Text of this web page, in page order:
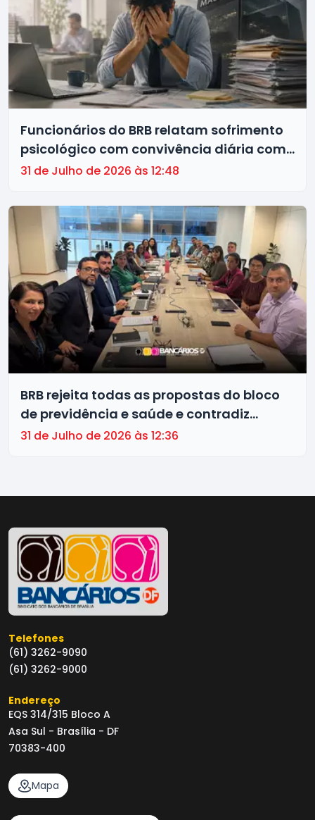
Funcionários do BRB relatam sofrimento
psicológico com convivência diária com
investigados no caso Master
31 de Julho de 2026 às 12:48
BRB rejeita todas as propostas do bloco
de previdência e saúde e contradiz
discurso de valorização das pessoas
31 de Julho de 2026 às 12:36
Telefones
(61) 3262-9090
(61) 3262-9000
Endereço
EQS 314/315 Bloco A
Asa Sul - Brasília - DF
70383-400
Mapa